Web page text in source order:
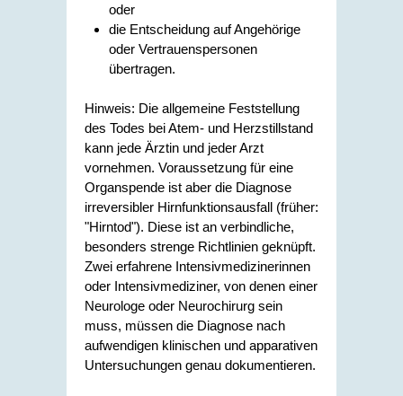
oder
die Entscheidung auf Angehörige
oder Vertrauenspersonen
übertragen.
Hinweis: Die allgemeine Feststellung
des Todes bei Atem- und Herzstillstand
kann jede Ärztin und jeder Arzt
vornehmen. Voraussetzung für eine
Organspende ist aber die Diagnose
irreversibler Hirnfunktionsausfall (früher:
"Hirntod"). Diese ist an verbindliche,
besonders strenge Richtlinien geknüpft.
Zwei erfahrene Intensivmedizinerinnen
oder Intensivmediziner, von denen einer
Neurologe oder Neurochirurg sein
muss, müssen die Diagnose nach
aufwendigen klinischen und apparativen
Untersuchungen genau dokumentieren.